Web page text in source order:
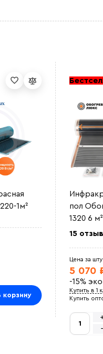
1м²
корзину
пол
1320 6 м²
15
Цена за
5 070
-15%
Купить в 1
Купить